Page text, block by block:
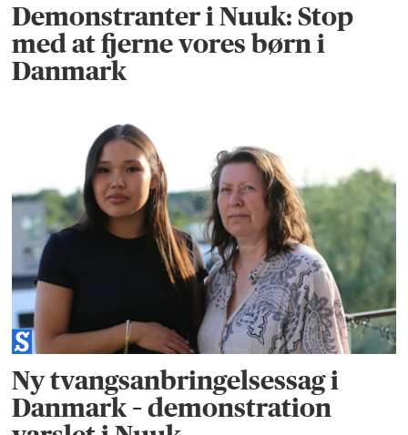
Demonstranter i Nuuk: Stop
med at fjerne vores børn i
Danmark
Ny tvangsanbringelsessag i
Danmark – demonstration